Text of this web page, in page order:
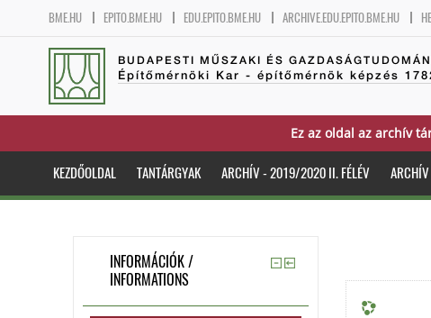
BME.HU EPITO.BME.HU EDU.EPITO.BME.HU ARCHIVE.EDU.EPITO.BME.HU
BUDAPESTI MŰSZAKI ÉS
Építőmérnöki Kar - építőmérnök képzés
Ez az oldal az archív
KEZDŐOLDAL TANTÁRGYAK ARCHÍV - 2019/2020 II. FÉLÉV
INFORMÁCIÓK /
INFORMATIONS